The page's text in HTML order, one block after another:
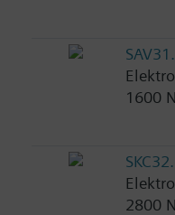
1600
2800